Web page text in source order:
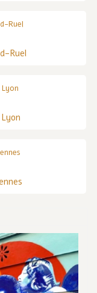
Ruel